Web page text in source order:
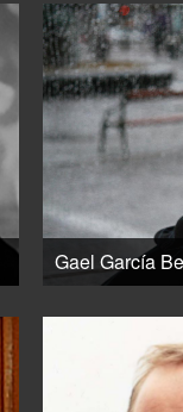
Gael García